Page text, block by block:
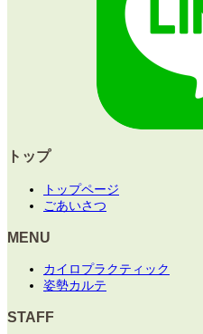
トップ
トップページ
ごあいさつ
MENU
カイロプラクティック
姿勢カルテ
STAFF